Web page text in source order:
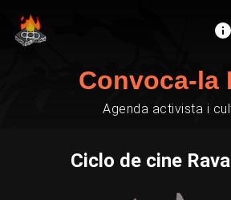
Convoca-la
Agenda activista i
Ciclo de cine